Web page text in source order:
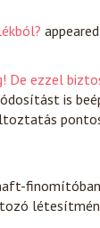
ezzel
is